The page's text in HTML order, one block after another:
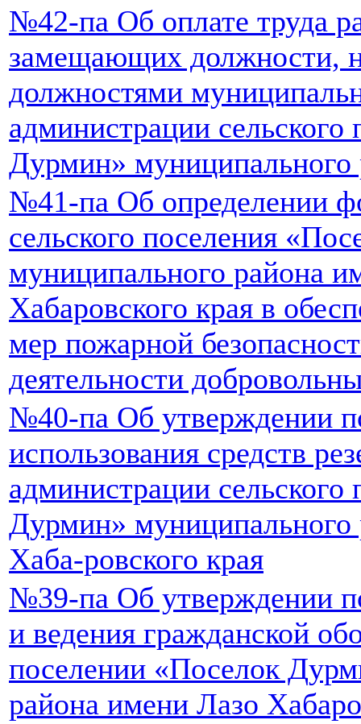
№42-па Об оплате труда
замещающих должности,
должностями
администрации
Дурмин»
№41-па Об определении
сельского поселения
муниципального района
Хабаровского края в
мер пожарной
деятельности
№40-па Об утверждении
использования средств
администрации
Дурмин»
Хаба-ровского края
№39-па Об утверждении
и ведения гражданской
поселении «Поселок
района имени Лазо